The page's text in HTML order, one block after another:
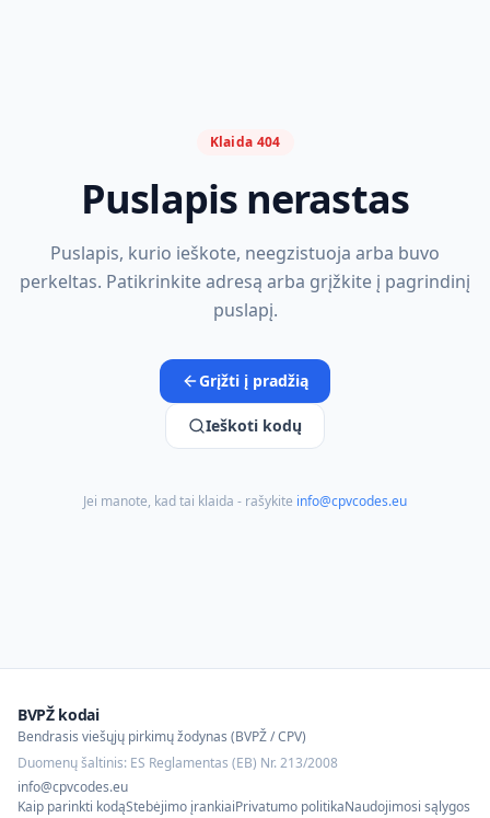
Klaida 404
Puslapis nerastas
Puslapis, kurio ieškote, neegzistuoja arba buvo
perkeltas. Patikrinkite adresą arba grįžkite į pagrindinį
puslapį.
Grįžti į pradžią
Ieškoti kodų
Jei manote, kad tai klaida - rašykite info@cpvcodes.eu
BVPŽ kodai
Bendrasis viešųjų pirkimų žodynas (BVPŽ / CPV)
Duomenų šaltinis: ES Reglamentas (EB) Nr. 213/2008
info@cpvcodes.eu
Kaip parinkti kodąStebėjimo įrankiaiPrivatumo politikaNaudojimosi sąlygos